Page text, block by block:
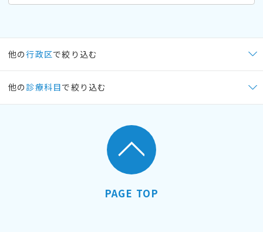
他の行政区で絞り込む
他の 診療科目で絞り込む
PAGE TOP